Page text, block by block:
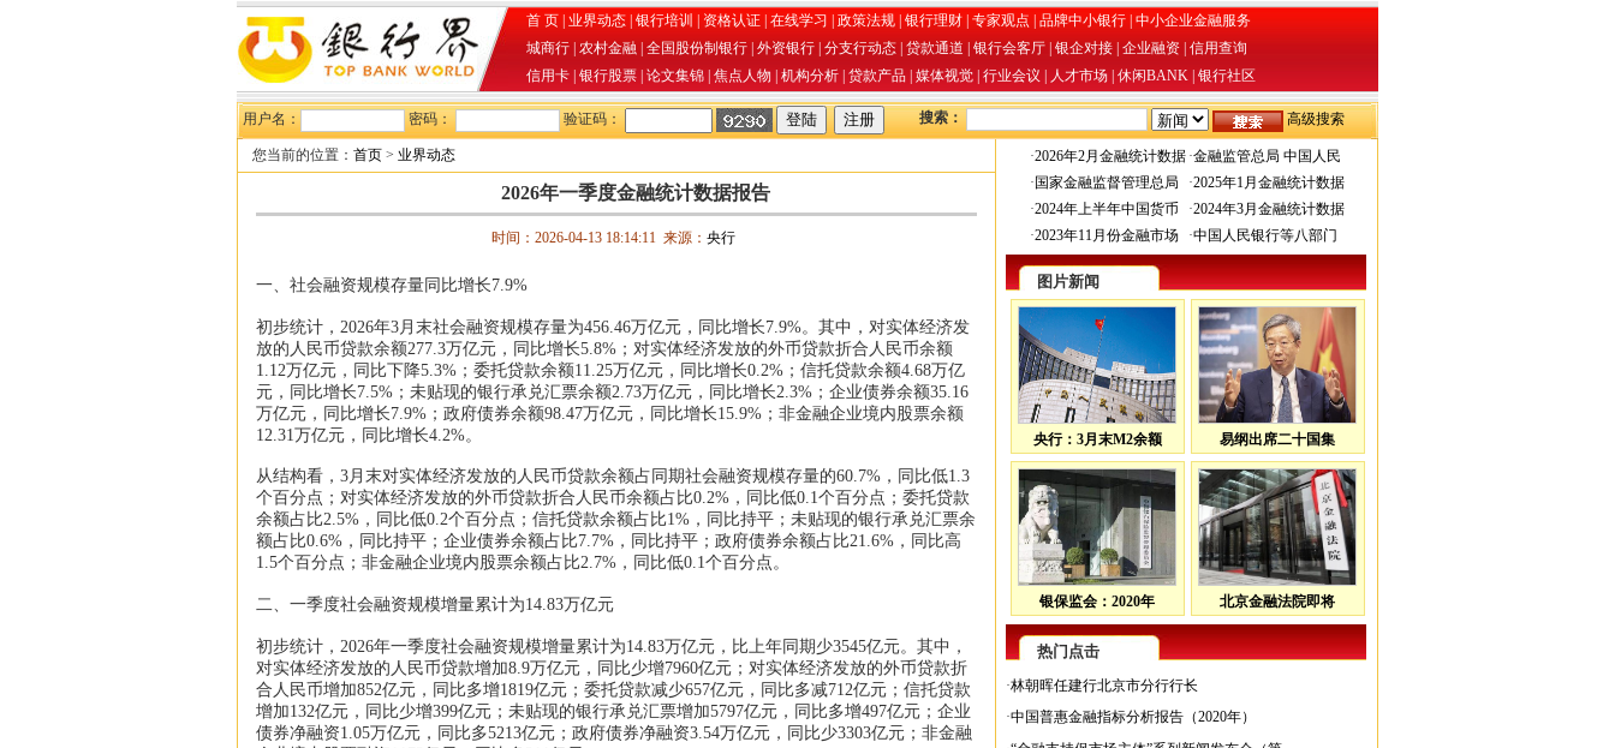
首 页 业界动态 银行培训 资格认证 在线学习 政策法规 银行理财 专家观点 品牌中小银行 中小企业金融服务
城商行 农村金融 全国股份制银行 外资银行 分支行动态 贷款通道 银行会客厅 银企对接 企业融资 信用查询
信用卡 银行股票 论文集锦 焦点人物 机构分析 贷款产品 媒体视觉 行业会议 人才市场 休闲BANK 银行社区
用户名： 密码： 验证码： 搜索： 高级搜索
您当前的位置： 首页 > 业界动态
2026年一季度金融统计数据报告
时间：2026-04-13 18:14:11 来源： 央行
一、社会融资规模存量同比增长7.9%
初步统计，2026年3月末社会融资规模存量为456.46万亿元，同比增长7.9%。其中，对实体经济发
放的人民币贷款余额277.3万亿元，同比增长5.8%；对实体经济发放的外币贷款折合人民币余额
1.12万亿元，同比下降5.3%；委托贷款余额11.25万亿元，同比增长0.2%；信托贷款余额4.68万亿
元，同比增长7.5%；未贴现的银行承兑汇票余额2.73万亿元，同比增长2.3%；企业债券余额35.16
万亿元，同比增长7.9%；政府债券余额98.47万亿元，同比增长15.9%；非金融企业境内股票余额
12.31万亿元，同比增长4.2%。
从结构看，3月末对实体经济发放的人民币贷款余额占同期社会融资规模存量的60.7%，同比低1.3
个百分点；对实体经济发放的外币贷款折合人民币余额占比0.2%，同比低0.1个百分点；委托贷款
余额占比2.5%，同比低0.2个百分点；信托贷款余额占比1%，同比持平；未贴现的银行承兑汇票余
额占比0.6%，同比持平；企业债券余额占比7.7%，同比持平；政府债券余额占比21.6%，同比高
1.5个百分点；非金融企业境内股票余额占比2.7%，同比低0.1个百分点。
二、一季度社会融资规模增量累计为14.83万亿元
初步统计，2026年一季度社会融资规模增量累计为14.83万亿元，比上年同期少3545亿元。其中，
对实体经济发放的人民币贷款增加8.9万亿元，同比少增7960亿元；对实体经济发放的外币贷款折
合人民币增加852亿元，同比多增1819亿元；委托贷款减少657亿元，同比多减712亿元；信托贷款
增加132亿元，同比少增399亿元；未贴现的银行承兑汇票增加5797亿元，同比多增497亿元；企业
债券净融资1.05万亿元，同比多5213亿元；政府债券净融资3.54万亿元，同比少3303亿元；非金融
·2026年2月金融统计数据 ·金融监管总局 中国人民
· 国家金融监督管理总局 ·2025年1月金融统计数据
·2024年上半年中国货币 ·2024年3月金融统计数据
·2023年11月份金融市场 ·中国人民银行等八部门
图片新闻
央行：3月末M2余额 易纲出席二十国集
银保监会：2020年 北京金融法院即将
热门点击
·林朝晖任建行北京市分行行长
·中国普惠金融指标分析报告（2020年）